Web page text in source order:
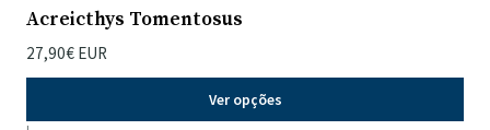
Acreicthys Tomentosus
27,90€ EUR
Ver opções